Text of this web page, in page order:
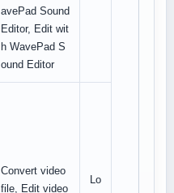
avePad Sound
Editor, Edit wit
h WavePad S
ound Editor
Convert video
file, Edit video
Lo